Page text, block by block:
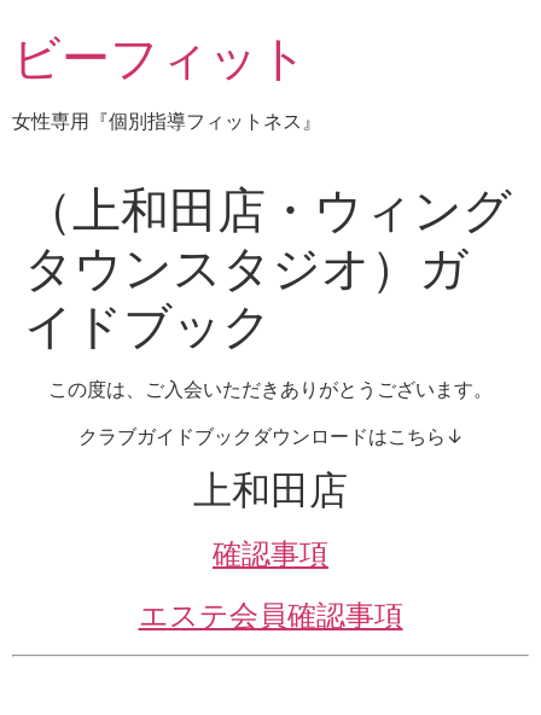
ツ
ビーフィット
女性専用『個別指導フィットネス』
（上和田店・ウィング
タウンスタジオ）ガ
イドブック
この度は、ご入会いただきありがとうございます。
クラブガイドブックダウンロードはこちら↓
上和田店
確認事項
エステ会員確認事項